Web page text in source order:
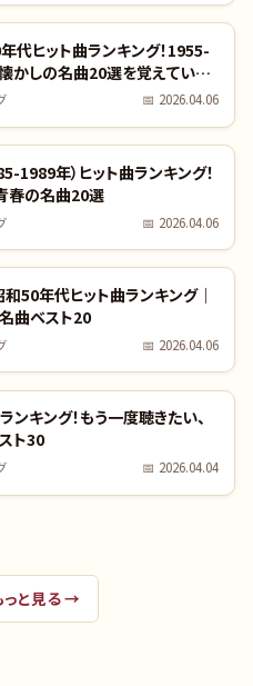
代ヒット曲ランキング！1955-
かしの名曲20選を覚えていま
付き
📅 2026.04.06
1989年）ヒット曲ランキング！
春の名曲20選
📅 2026.04.06
50年代ヒット曲ランキング｜
曲ベスト20
📅 2026.04.06
キング！もう一度聴きたい、
ト30
📅 2026.04.04
っと見る →